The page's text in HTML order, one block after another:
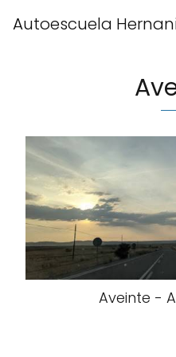
Autoescuela
Aveinte -